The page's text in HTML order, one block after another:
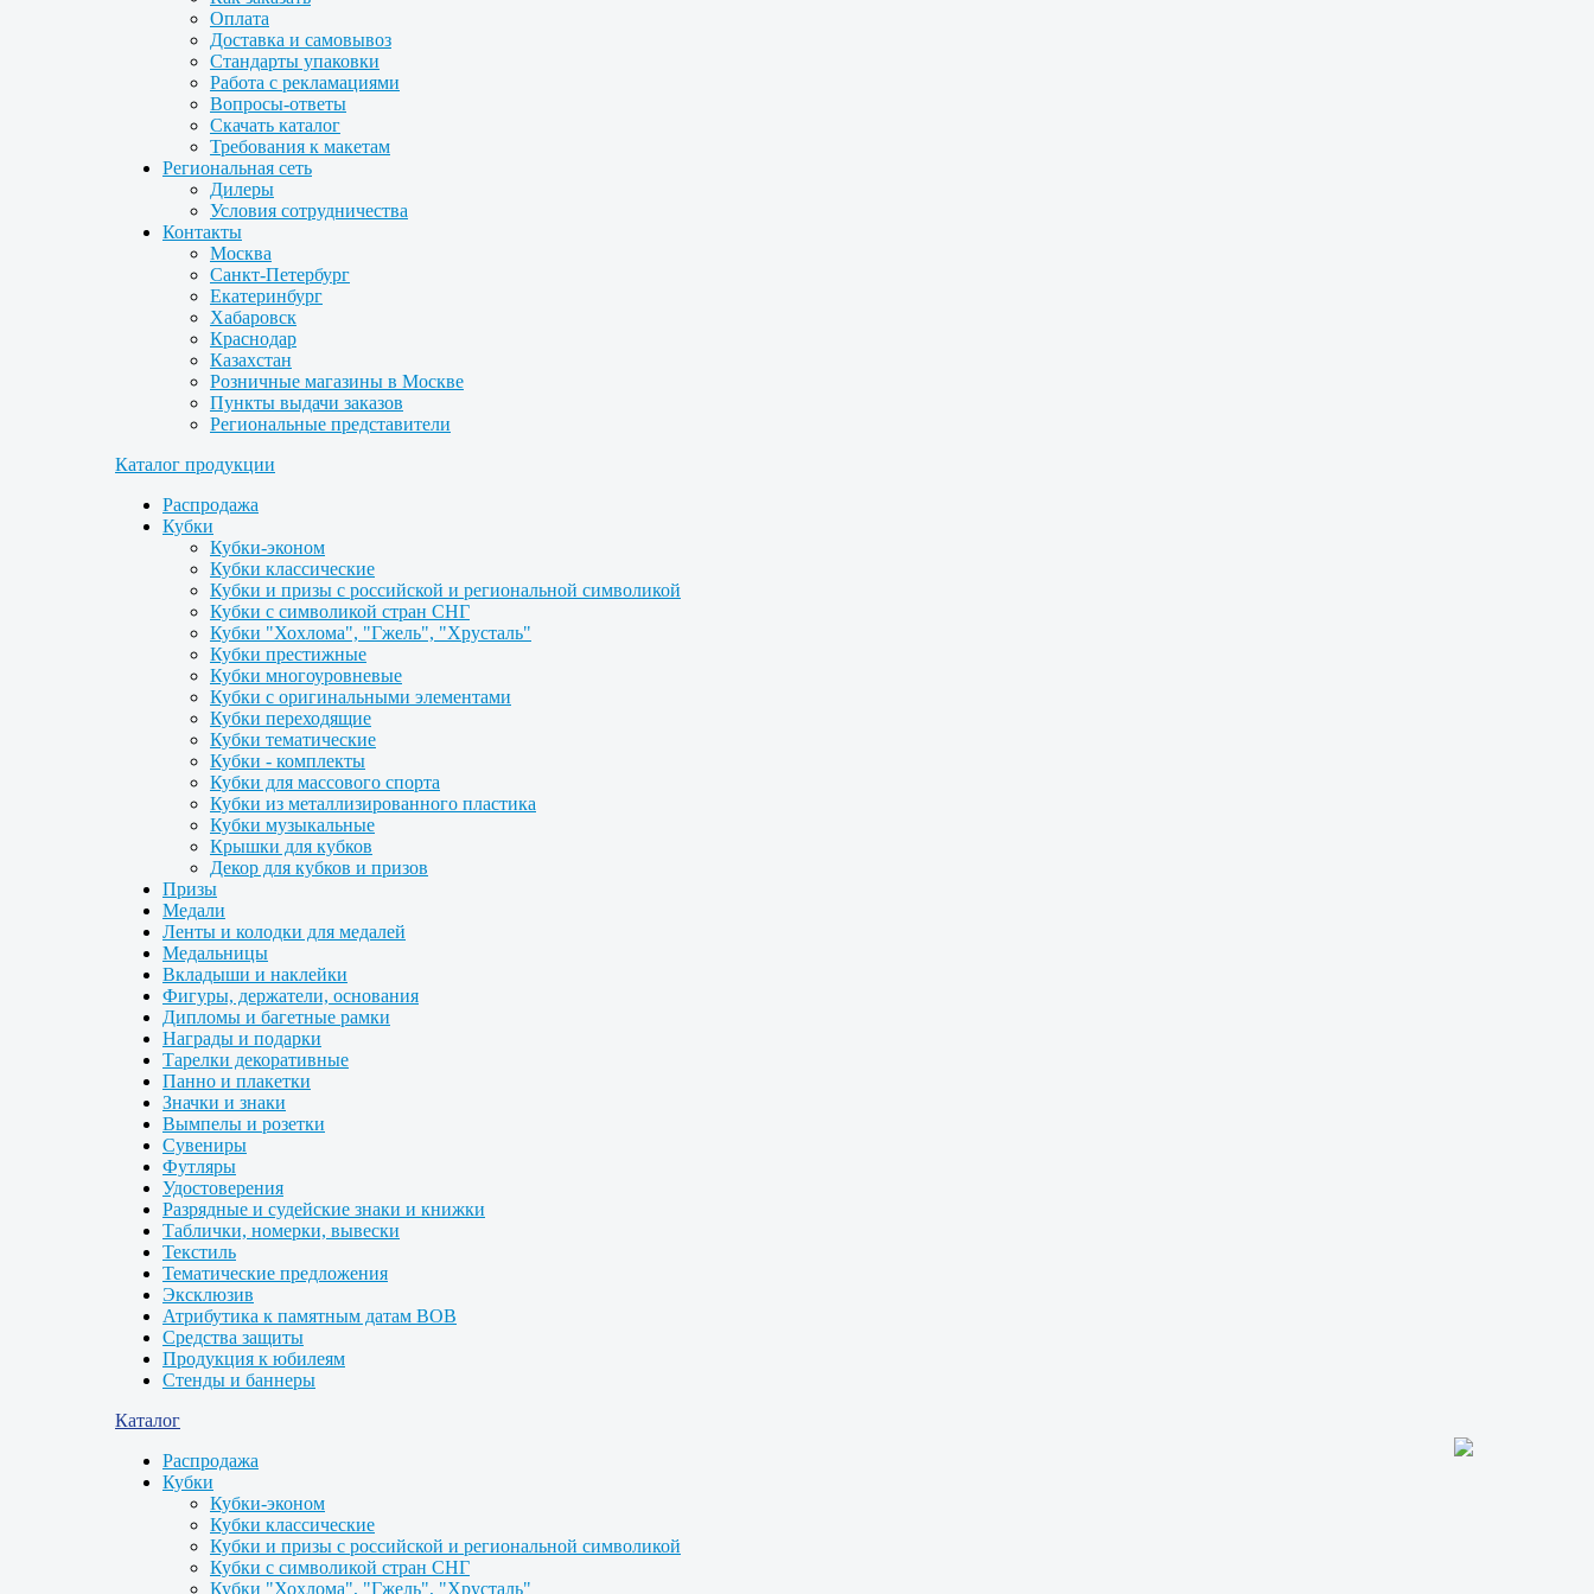
Оплата
Доставка и самовывоз
Стандарты упаковки
Работа с рекламациями
Вопросы-ответы
Скачать каталог
Требования к макетам
Региональная сеть
Дилеры
Условия сотрудничества
Контакты
Москва
Санкт-Петербург
Екатеринбург
Хабаровск
Краснодар
Казахстан
Розничные магазины в Москве
Пункты выдачи заказов
Региональные представители
Каталог продукции
Распродажа
Кубки
Кубки-эконом
Кубки классические
Кубки и призы с российской и региональной символикой
Кубки с символикой стран СНГ
Кубки "Хохлома", "Гжель", "Хрусталь"
Кубки престижные
Кубки многоуровневые
Кубки с оригинальными элементами
Кубки переходящие
Кубки тематические
Кубки - комплекты
Кубки для массового спорта
Кубки из металлизированного пластика
Кубки музыкальные
Крышки для кубков
Декор для кубков и призов
Призы
Медали
Ленты и колодки для медалей
Медальницы
Вкладыши и наклейки
Фигуры, держатели, основания
Дипломы и багетные рамки
Награды и подарки
Тарелки декоративные
Панно и плакетки
Значки и знаки
Вымпелы и розетки
Сувениры
Футляры
Удостоверения
Разрядные и судейские знаки и книжки
Таблички, номерки, вывески
Текстиль
Тематические предложения
Эксклюзив
Атрибутика к памятным датам ВОВ
Средства защиты
Продукция к юбилеям
Стенды и баннеры
Каталог
Распродажа
Кубки
Кубки-эконом
Кубки классические
Кубки и призы с российской и региональной символикой
Кубки с символикой стран СНГ
Кубки "Хохлома", "Гжель", "Хрусталь"